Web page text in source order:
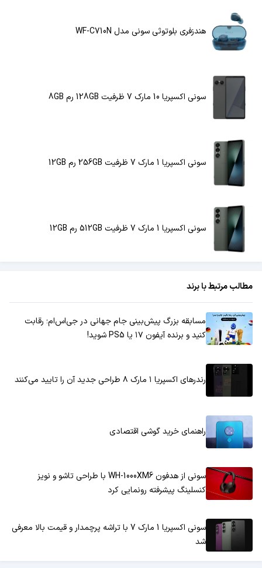
هندزفری بلوتوثی سونی مدل WF-C710N
سونی اکسپریا 10 مارک 7 ظرفیت 128GB رم 8GB
سونی اکسپریا 1 مارک 7 ظرفیت 256GB رم 12GB
سونی اکسپریا 1 مارک 7 ظرفیت 512GB رم 12GB
مطالب مرتبط با برند
مسابقه بزرگ پیش‌بینی جام جهانی در جی‌اس‌ام؛ رقابت
کنید و برنده آیفون ۱۷ یا PS5 شوید!
رندرهای اکسپریا ۱ مارک ۸ طراحی جدید آن را تایید می‌کنند
راهنمای خرید گوشی اقتصادی
سونی از هدفون WH-1000XM6 با طراحی تاشو و نویز
کنسلینگ پیشرفته رونمایی کرد
سونی اکسپریا 1 مارک 7 با تراشه پرچمدار و قیمت بالا معرفی
شد